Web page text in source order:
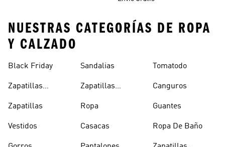
NUESTRAS CATEGORÍAS DE ROPA
Y CALZADO
Black Friday
Zapatillas
Zapatillas
Vestidos
Sandalias
Zapatillas
Ropa
Casacas
Tomatodo
Canguros
Guantes
Ropa De Baño